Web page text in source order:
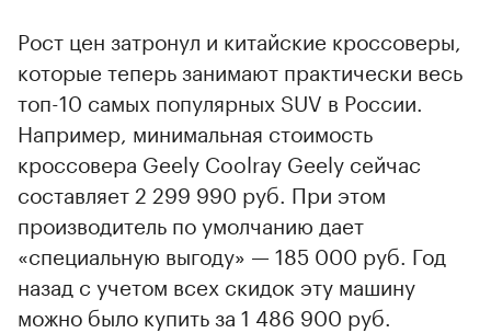
Рост цен затронул и китайские кроссоверы,
которые теперь занимают практически весь
топ-10 самых популярных SUV в России.
Например, минимальная стоимость
кроссовера Geely Coolray Geely сейчас
составляет 2 299 990 руб. При этом
производитель по умолчанию дает
«специальную выгоду» — 185 000 руб. Год
назад с учетом всех скидок эту машину
можно было купить за 1 486 900 руб.